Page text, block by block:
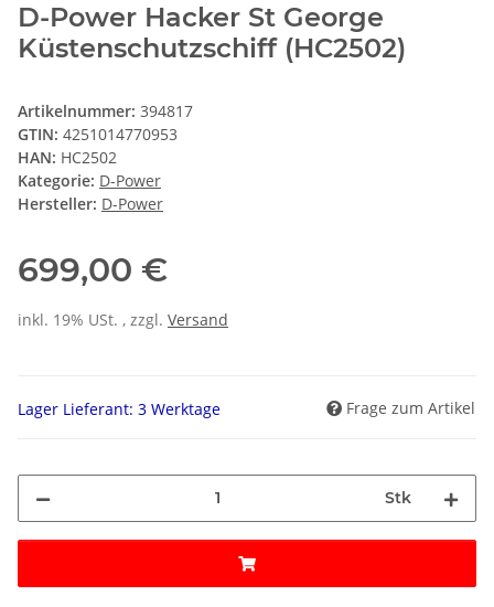
D-Power Hacker St George
Küstenschutzschiff (HC2502)
Artikelnummer: 394817
GTIN: 4251014770953
HAN: HC2502
Kategorie: D-Power
Hersteller: D-Power
699,00 €
inkl. 19% USt. , zzgl. Versand
Lager Lieferant: 3 Werktage Frage zum Artikel
Stk